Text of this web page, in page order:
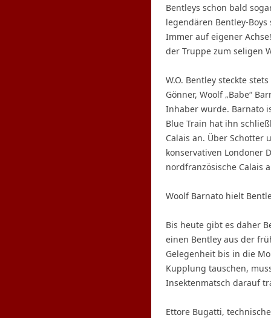
Bentleys schon bald
legendären Bentley-
Immer auf eigener
der Truppe zum seligen
W.O. Bentley steckte
Gönner, Woolf „Babe“
Inhaber wurde. Barnato
Blue Train hat ihn
Calais an. Über Schotter
konservativen Londoner
nordfranzösische Calais
Woolf Barnato hielt
Bis heute gibt es daher
einen Bentley aus der
Gelegenheit bis in die
Kupplung tauschen,
Insektenmatsch darauf
Ettore Bugatti,